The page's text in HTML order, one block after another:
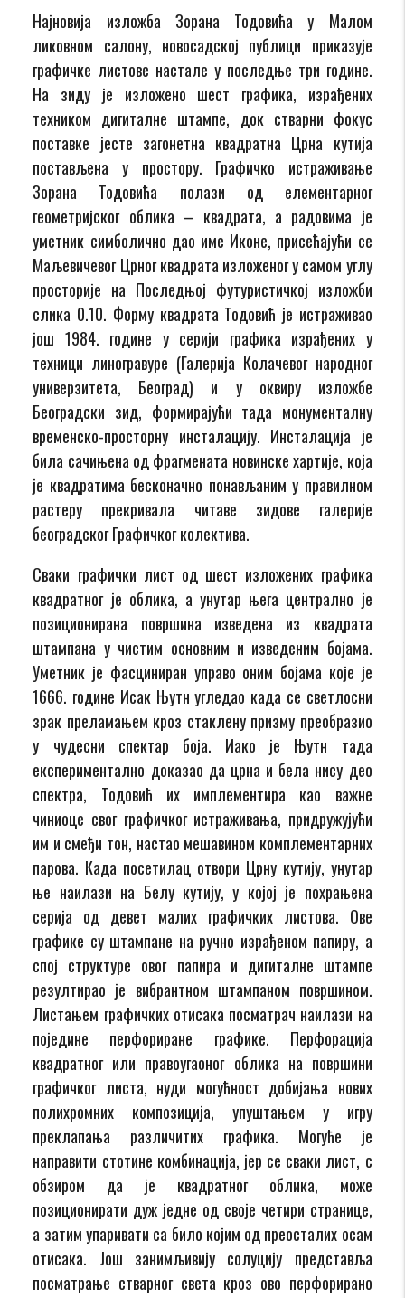
Најновија изложба Зорана Тодовића у Малом
ликовном салону, новосадској публици приказује
графичке листове настале у последње три године.
На зиду је изложено шест графика, израђених
техником дигиталне штампе, док стварни фокус
поставке јесте загонетна квадратна Црна кутија
постављена у простору. Графичко истраживање
Зорана Тодовића полази од елементарног
геометријског облика – квадрата, а радовима је
уметник симболично дао име Иконе, присећајући се
Маљевичевог Црног квадрата изложеног у самом углу
просторије на Последњој футуристичкој изложби
слика 0.10. Форму квадрата Тодовић је истраживао
још 1984. године у серији графика израђених у
техници линогравуре (Галерија Колачевог народног
универзитета, Београд) и у оквиру изложбе
Београдски зид, формирајући тада монументалну
временско-просторну инсталацију. Инсталација је
била сачињена од фрагмената новинске хартије, која
је квадратима бесконачно понављаним у правилном
растеру прекривала читаве зидове галерије
београдског Графичког колектива.
Сваки графички лист од шест изложених графика
квадратног је облика, а унутар њега централно је
позиционирана површина изведена из квадрата
штампана у чистим основним и изведеним бојама.
Уметник је фасциниран управо оним бојама које је
1666. године Исак Њутн угледао када се светлосни
зрак преламањем кроз стаклену призму преобразио
у чудесни спектар боја. Иако је Њутн тада
експериментално доказао да црна и бела нису део
спектра, Тодовић их имплементира као важне
чиниоце свог графичког истраживања, придружујући
им и смеђи тон, настао мешавином комплементарних
парова. Када посетилац отвори Црну кутију, унутар
ње наилази на Белу кутију, у којој је похрањена
серија од девет малих графичких листова. Ове
графике су штампане на ручно израђеном папиру, а
спој структуре овог папира и дигиталне штампе
резултирао је вибрантном штампаном површином.
Листањем графичких отисака посматрач наилази на
поједине перфориране графике. Перфорација
квадратног или правоугаоног облика на површини
графичког листа, нуди могућност добијања нових
полихромних композиција, упуштањем у игру
преклапања различитих графика. Могуће је
направити стотине комбинација, јер се сваки лист, с
обзиром да је квадратног облика, може
позиционирати дуж једне од своје четири странице,
а затим упаривати са било којим од преосталих осам
отисака. Још занимљивију солуцију представља
посматрање стварног света кроз ово перфорирано